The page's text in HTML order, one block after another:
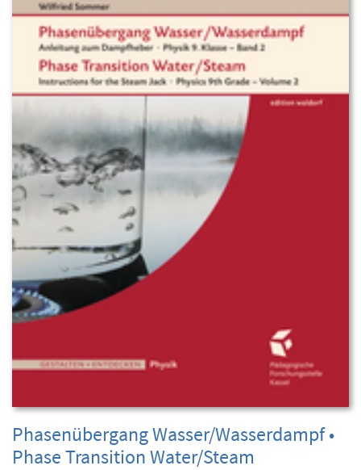
Phasenübergang Wasser/Wasserdampf •
Phase Transition Water/Steam